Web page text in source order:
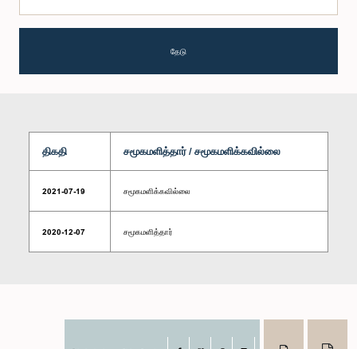
தேடு
திகதி சமூகமளித்தார் / சமூகமளிக்கவில்லை
2021-07-19 சமூகமளிக்கவில்லை
2020-12-07 சமூகமளித்தார்